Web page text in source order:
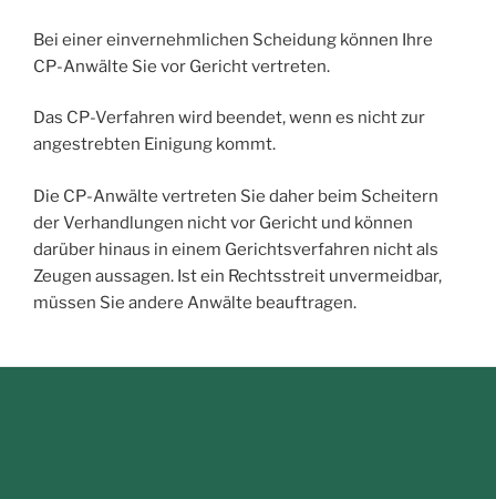
Bei einer einvernehmlichen Scheidung können Ihre
CP-Anwälte Sie vor Gericht vertreten.
Das CP-Verfahren wird beendet, wenn es nicht zur
angestrebten Einigung kommt.
Die CP-Anwälte vertreten Sie daher beim Scheitern
der Verhandlungen nicht vor Gericht und können
darüber hinaus in einem Gerichtsverfahren nicht als
Zeugen aussagen. Ist ein Rechtsstreit unvermeidbar,
müssen Sie andere Anwälte beauftragen.